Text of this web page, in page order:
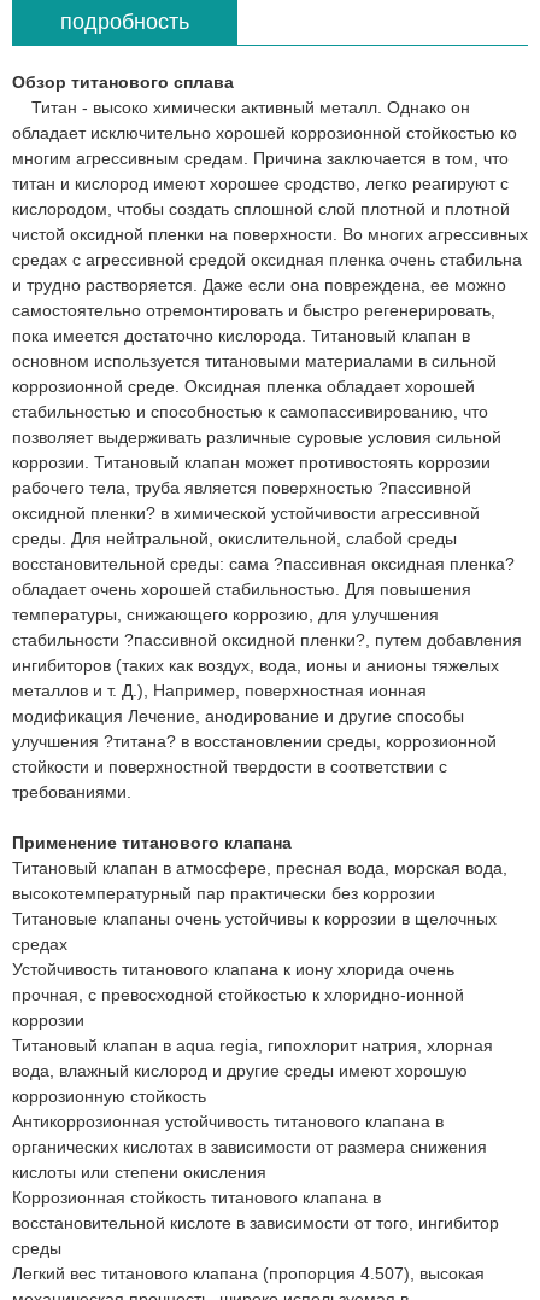
подробность
Обзор титанового сплава
Титан - высоко химически активный металл. Однако он
обладает исключительно хорошей коррозионной стойкостью ко
многим агрессивным средам. Причина заключается в том, что
титан и кислород имеют хорошее сродство, легко реагируют с
кислородом, чтобы создать сплошной слой плотной и плотной
чистой оксидной пленки на поверхности. Во многих агрессивных
средах с агрессивной средой оксидная пленка очень стабильна
и трудно растворяется. Даже если она повреждена, ее можно
самостоятельно отремонтировать и быстро регенерировать,
пока имеется достаточно кислорода. Титановый клапан в
основном используется титановыми материалами в сильной
коррозионной среде. Оксидная пленка обладает хорошей
стабильностью и способностью к самопассивированию, что
позволяет выдерживать различные суровые условия сильной
коррозии. Титановый клапан может противостоять коррозии
рабочего тела, труба является поверхностью ?пассивной
оксидной пленки? в химической устойчивости агрессивной
среды. Для нейтральной, окислительной, слабой среды
восстановительной среды: сама ?пассивная оксидная пленка?
обладает очень хорошей стабильностью. Для повышения
температуры, снижающего коррозию, для улучшения
стабильности ?пассивной оксидной пленки?, путем добавления
ингибиторов (таких как воздух, вода, ионы и анионы тяжелых
металлов и т. Д.), Например, поверхностная ионная
модификация Лечение, анодирование и другие способы
улучшения ?титана? в восстановлении среды, коррозионной
стойкости и поверхностной твердости в соответствии с
требованиями.
Применение титанового клапана
Титановый клапан в атмосфере, пресная вода, морская вода,
высокотемпературный пар практически без коррозии
Титановые клапаны очень устойчивы к коррозии в щелочных
средах
Устойчивость титанового клапана к иону хлорида очень
прочная, с превосходной стойкостью к хлоридно-ионной
коррозии
Титановый клапан в aqua regia, гипохлорит натрия, хлорная
вода, влажный кислород и другие среды имеют хорошую
коррозионную стойкость
Антикоррозионная устойчивость титанового клапана в
органических кислотах в зависимости от размера снижения
кислоты или степени окисления
Коррозионная стойкость титанового клапана в
восстановительной кислоте в зависимости от того, ингибитор
среды
Легкий вес титанового клапана (пропорция 4.507), высокая